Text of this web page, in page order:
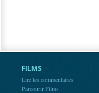
FILMS
Lire les commentaires
Parcourir Films